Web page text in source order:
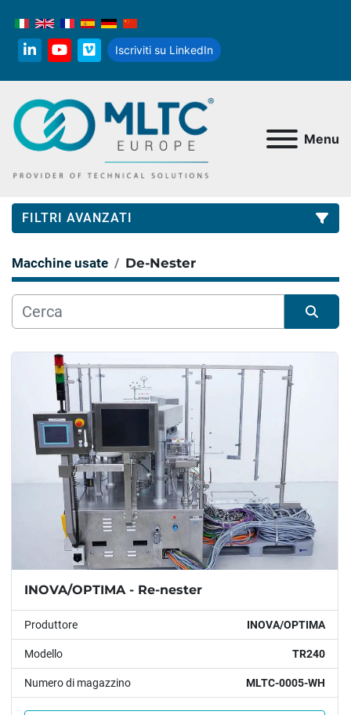
linkedinyoutube
vimeo
Iscriviti su LinkedIn
Menu
FILTRI AVANZATI
Categoria
Produttore
Modello
Condizione
APPLICARE CANCELLA
Macchine usate De-Nester
INOVA/OPTIMA - Re-nester
Produttore INOVA/OPTIMA
Modello TR240
Numero di magazzino MLTC-0005-WH